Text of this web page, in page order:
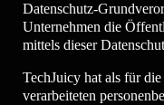
Datenschutz-
Unternehmen die
mittels dieser
TechJuicy hat als für
verarbeiteten